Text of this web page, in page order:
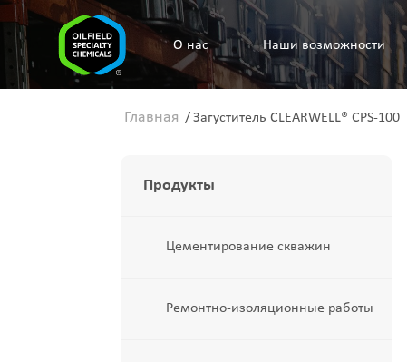
O нас Наши возможности
Главная /Загуститель CLEARWELL® CPS-100
Продукты
Цементирование скважин
Ремонтно-изоляционные работы